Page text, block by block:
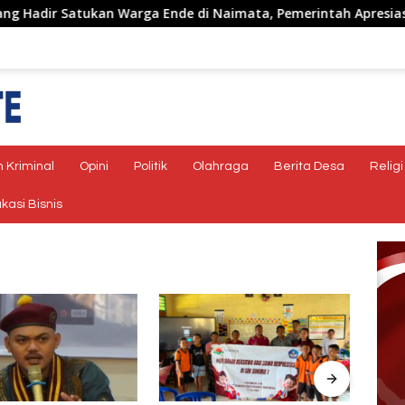
Satukan Warga Ende di Naimata, Pemerintah Apresiasi
Kriminal Opini Politik Olahraga Berita Desa Religi
Bisnis